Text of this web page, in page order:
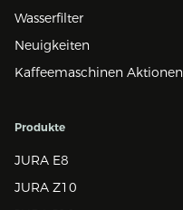
Wasserfilter
Neuigkeiten
Kaffeemaschinen Aktionen
Produkte
JURA E8
JURA Z10